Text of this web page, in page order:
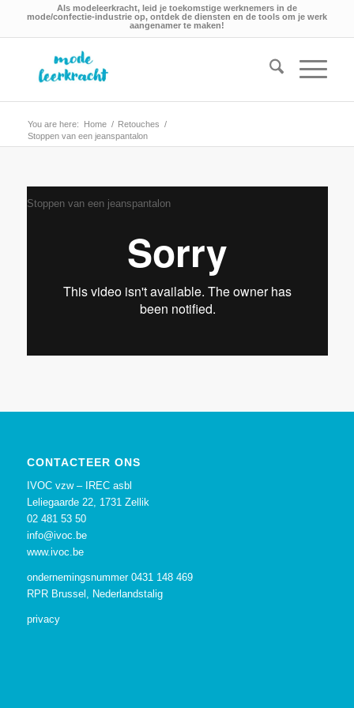
Als modeleerkracht, leid je toekomstige werknemers in de
mode/confectie-industrie op, ontdek de diensten en de tools om je werk
aangenamer te maken!
You are here: Home / Retouches /
Stoppen van een jeanspantalon
Stoppen van een jeanspantalon
CONTACTEER ONS
IVOC vzw – IREC asbl
Leliegaarde 22, 1731 Zellik
02 481 53 50
info@ivoc.be
www.ivoc.be
ondernemingsnummer 0431 148 469
RPR Brussel, Nederlandstalig
privacy